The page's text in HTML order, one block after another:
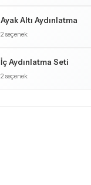
Ayak Altı Aydınlatma
2 seçenek
İç Aydınlatma Seti
2 seçenek